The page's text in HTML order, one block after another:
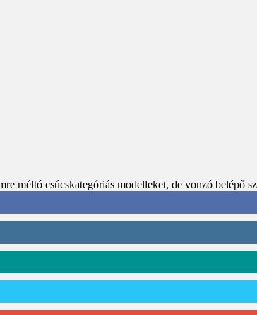
méltó csúcskategóriás modelleket, de vonzó belépő